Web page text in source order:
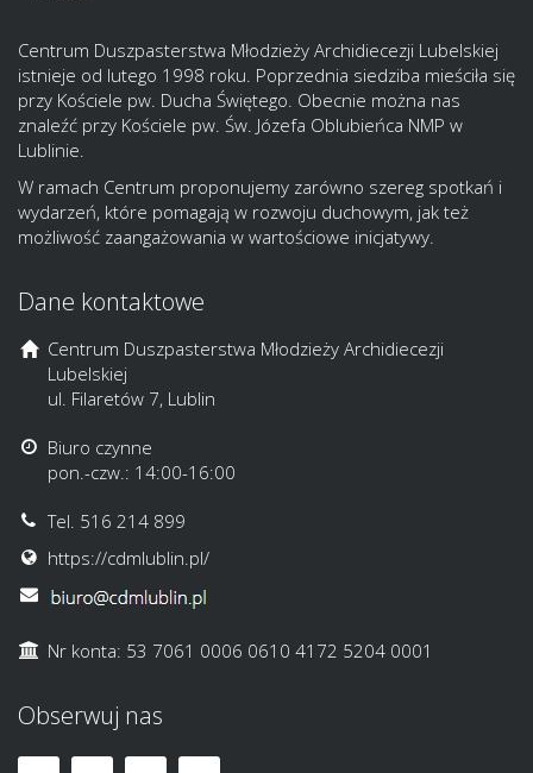
Centrum Duszpasterstwa Młodzieży Archidiecezji Lubelskiej
istnieje od lutego 1998 roku. Poprzednia siedziba mieściła się
przy Kościele pw. Ducha Świętego. Obecnie można nas
znaleźć przy Kościele pw. Św. Józefa Oblubieńca NMP w
Lublinie.
W ramach Centrum proponujemy zarówno szereg spotkań i
wydarzeń, które pomagają w rozwoju duchowym, jak też
możliwość zaangażowania w wartościowe inicjatywy.
Dane kontaktowe
Centrum Duszpasterstwa Młodzieży Archidiecezji
Lubelskiej
ul. Filaretów 7, Lublin
Biuro czynne
pon.-czw.: 14:00-16:00
Tel. 516 214 899
https://cdmlublin.pl/
Nr konta: 53 7061 0006 0610 4172 5204 0001
Obserwuj nas